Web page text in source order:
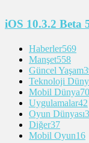
iOS 10.3.2
Haberler569
Manşet558
Güncel Yaşam
Teknoloji
Mobil Dünya70
Uygulamalar42
Oyun Dünyası
Diğer37
Mobil Oyun16